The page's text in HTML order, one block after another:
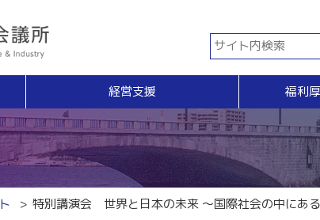
経営支援
事業承継・Ｍ＆Ａ
事業承継支援（無料相談窓口）
事業承継簡易診断
M＆Aの相談・斡旋
福利
共済等
生命共済制度「チューリ
小規模企業共済制度
火災共済
自動車共済
イベ
イベント・セ
検定
各種証
貿易関係証明
電子証明書発行
【受付終了】
特別講演会 世界と日本の未来 ～国際社会の中にあ